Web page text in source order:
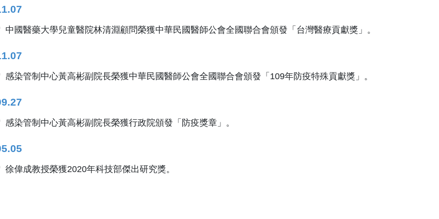
中國醫藥大學兒童醫院林清淵顧問榮獲中華民國醫師公會全國聯合會頒發「台灣醫療貢獻獎」。
感染管制中心黃高彬副院長榮獲中華民國醫師公會全國聯合會頒發「109年防疫特殊貢獻獎」。
感染管制中心黃高彬副院長榮獲行政院頒發「防疫獎章」。
徐偉成教授榮獲2020年科技部傑出研究獎。